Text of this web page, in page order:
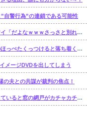
自警行為”の連鎖である可能性
ｗｗｗさっさと別れたいわｗｗｗ」
つけると落ち着くのか・・・【再】
メージDVDを出してしまう
夫との共謀が裁判の焦点！
戸がカチャカチャ鳴り出した。【再】